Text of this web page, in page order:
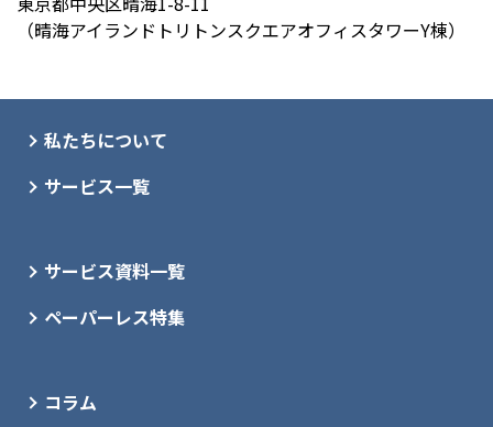
（晴海アイランドトリトンスクエアオフィスタワーY棟）
私たちについて
サービス一覧
サービス資料一覧
ペーパーレス特集
コラム